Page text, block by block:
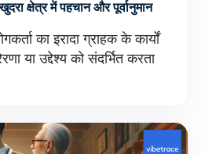
क्षेत्र में पहचान और पूर्वानुमान
का इरादा ग्राहक के कार्यों
या उद्देश्य को संदर्भित करता